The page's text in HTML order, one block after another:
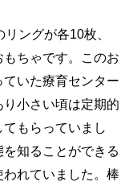
ングが各10枚、
ちゃです。このお
いた療育センター
小さい頃は定期的
もらっていまし
知ることができる
れていました。棒